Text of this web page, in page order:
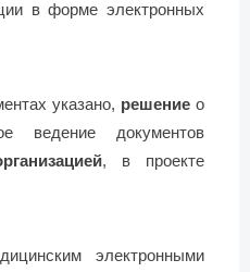
в форме электронных
указано, решение о
ведение документов
, в проекте
электронными